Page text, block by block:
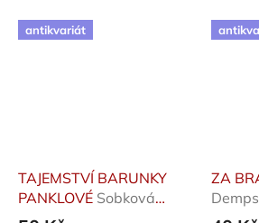
antikvariát
TAJEMSTVÍ BARUNKY
PANKLOVÉ Sobková
Helena
ZA
Peter